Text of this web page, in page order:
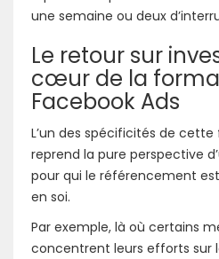
une semaine ou deux
Le retour sur
cœur de la
Facebook Ads
L’un des spécificités de
reprend la pure perspective
pour qui le référencement
en soi.
Par exemple, là où certains
concentrent leurs efforts sur